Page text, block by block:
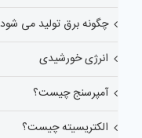
چگونه برق تولید می شود
انرژی خورشیدی
آمپرسنج چیست؟
الکتریسیته چیست؟